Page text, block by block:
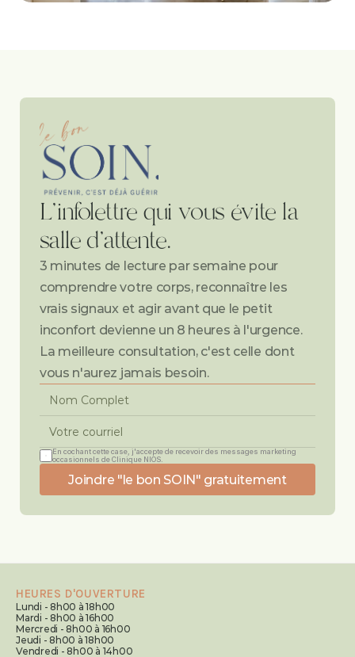
L'infolettre qui vous évite la
salle d'attente.
3 minutes de lecture par semaine pour
comprendre votre corps, reconnaître les
vrais signaux et agir avant que le petit
inconfort devienne un 8 heures à l'urgence.
La meilleure consultation, c'est celle dont
vous n'aurez jamais besoin.
En cochant cette case, j'accepte de recevoir des messages marketing
occasionnels de Clinique NIOS.
Joindre "le bon SOIN" gratuitement
HEURES D'OUVERTURE
Lundi - 8h00 à 18h00
Mardi - 8h00 à 16h00
Mercredi - 8h00 à 16h00
Jeudi - 8h00 à 18h00
Vendredi - 8h00 à 14h00